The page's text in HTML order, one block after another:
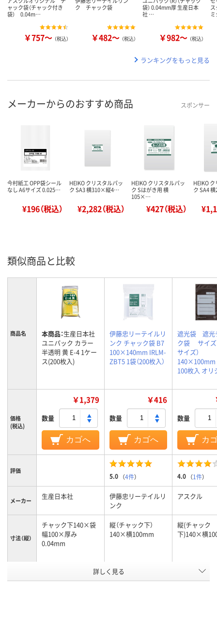
ャック袋（チャック付き
袋） 0.04m…
￥757～ （税込）
ク チャック袋
￥482～ （税込）
袋） 0.04mm厚 生産日本
社 …
￥982～ （税込）
ランキングをもっと見る
メーカーからのおすすめ商品 スポンサー
今村紙工 OPP袋シール
なし A6サイズ 0.025…
¥196（税込）
HEIKO クリスタルパッ
ク SA3 横310×縦4…
¥2,282（税込）
HEIKO クリスタルパッ
ク Sはがき用 横
105×…
¥427（税込）
HEIKO
ク SA4
類似商品と比較
商品名 本商品：生産日本社
ユニパック カラー
半透明 黄 E-4 1ケー
ス(200枚入)
伊藤忠リーテイルリ
ンク チャック袋 B7
100×140mm IRLM-
ZBT5 1袋（200枚入）
遮光袋 遮光
ク袋 サイズ
サイズ）
100枚入 オリ
価格
(税込)
￥1,379
数量
カゴへ
￥416
数量
カゴへ
数量
カ
評価
5.0 （4件） 4.0 （1件）
メーカー 生産日本社
伊藤忠リーテイルリ
ンク
アスクル
寸法（縦）
チャック下140×袋
幅100×厚み
0.04mm
縦（チャック下）
140×横100mm
縦(チャック
下)140×横
チャック下140×袋
幅100×厚み
縦（チャック下）
140×横100mm
縦(チャック
下)140×横
詳しく見る